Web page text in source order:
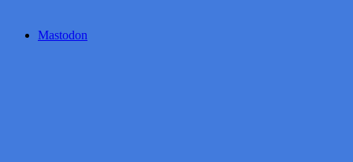
Mastodon